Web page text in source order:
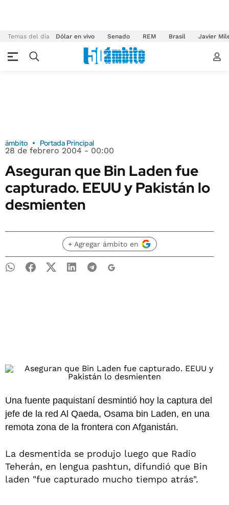
Temas del día Dólar en vivo Senado REM Brasil Javier
ámbito Portada Principal
28 de febrero 2004 - 00:00
Aseguran que Bin Laden fue
capturado. EEUU y Pakistán lo
desmienten
+ Agregar ámbito en
Una fuente paquistaní desmintió hoy la captura del
jefe de la red Al Qaeda, Osama bin Laden, en una
remota zona de la frontera con Afganistán.
La desmentida se produjo luego que Radio
Teherán, en lengua pashtun, difundió que Bin
laden "fue capturado mucho tiempo atrás".